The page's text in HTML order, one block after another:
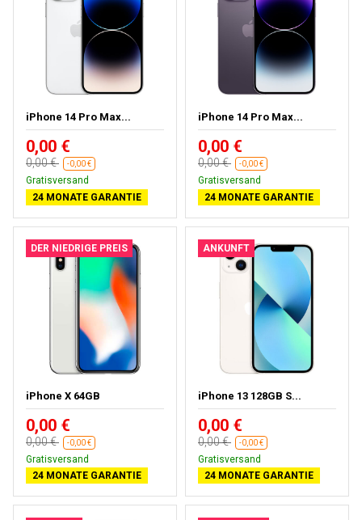
iPhone 14 Pro Max...
0,00 €
0,00 € -0,00 €
Gratisversand
24 MONATE GARANTIE
iPhone 14 Pro Max...
0,00 €
0,00 € -0,00 €
Gratisversand
24 MONATE GARANTIE
DER NIEDRIGE PREIS
iPhone X 64GB
0,00 €
0,00 € -0,00 €
Gratisversand
24 MONATE GARANTIE
ANKUNFT
iPhone 13 128GB S...
0,00 €
0,00 € -0,00 €
Gratisversand
24 MONATE GARANTIE